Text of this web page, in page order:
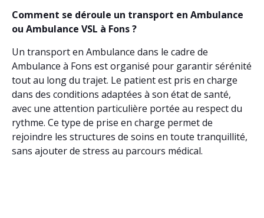
Comment se déroule un transport en Ambulance
ou Ambulance VSL à Fons ?
Un transport en Ambulance dans le cadre de
Ambulance à Fons est organisé pour garantir sérénité
tout au long du trajet. Le patient est pris en charge
dans des conditions adaptées à son état de santé,
avec une attention particulière portée au respect du
rythme. Ce type de prise en charge permet de
rejoindre les structures de soins en toute tranquillité,
sans ajouter de stress au parcours médical.